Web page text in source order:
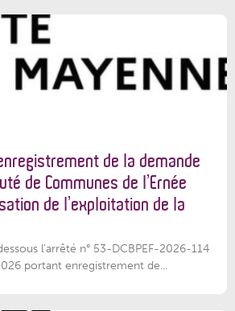
de la demande
de Communes de l’Ernée
de l’exploitation de la
l'arrêté n° 53-DCBPEF-2026-114
portant enregistrement de...